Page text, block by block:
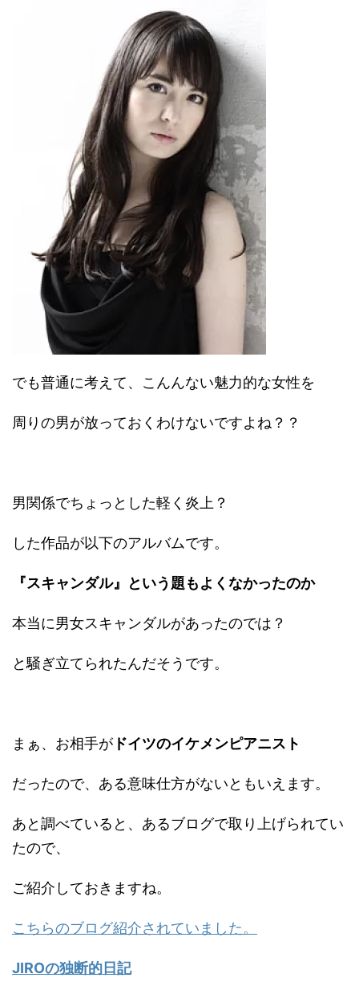
でも普通に考えて、こんんない魅力的な女性を
周りの男が放っておくわけないですよね？？
男関係でちょっとした軽く炎上？
した作品が以下のアルバムです。
『スキャンダル』という題もよくなかったのか
本当に男女スキャンダルがあったのでは？
と騒ぎ立てられたんだそうです。
まぁ、お相手が ドイツのイケメンピアニスト
だったので、ある意味仕方がないともいえます。
あと調べていると、あるブログで取り上げられてい
たので、
ご紹介しておきますね。
こちらのブログ紹介されていました。
JIROの独断的日記